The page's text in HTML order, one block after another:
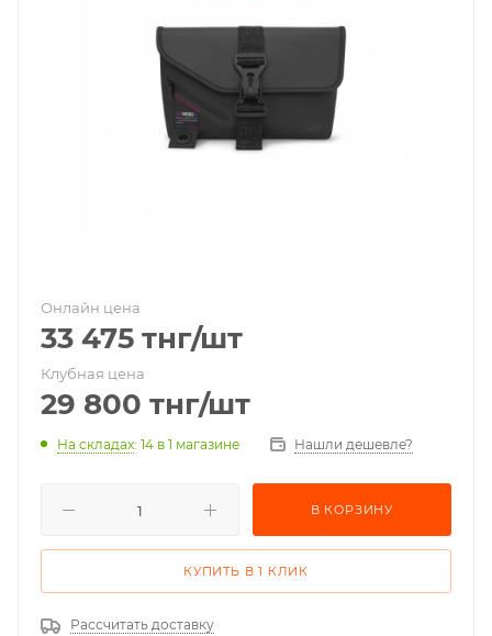
Онлайн цена
33 475 тнг/шт
Клубная цена
29 800 тнг/шт
На складах: 14 в 1 магазине Нашли дешевле?
В КОРЗИНУ
КУПИТЬ В 1 КЛИК
Рассчитать доставку